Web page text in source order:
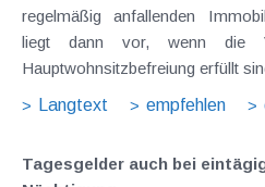
regelmäßig anfallenden
liegt dann vor, wenn die
Hauptwohnsitzbefreiung erfüllt
Langtext
empfehlen
Tagesgelder auch bei